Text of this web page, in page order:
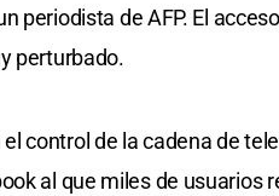
periodista de AFP. El
perturbado.
control de la cadena de
al que miles de usuarios